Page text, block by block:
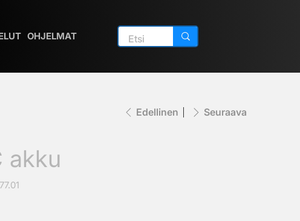
OHJELMAT
Edellinen Seuraava
akku